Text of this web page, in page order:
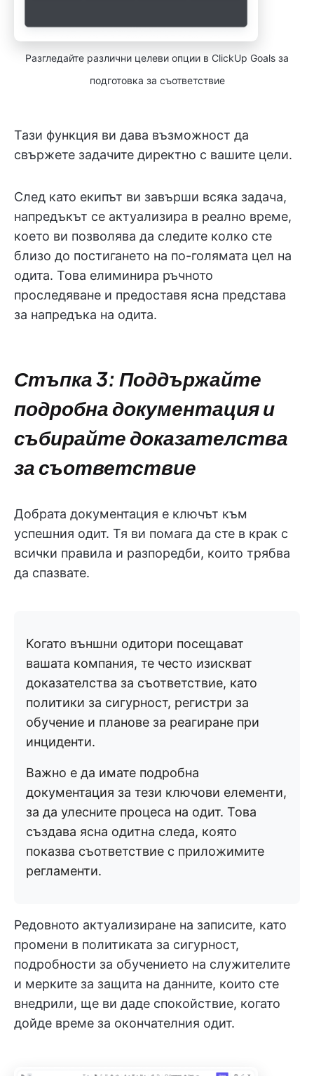
Разгледайте различни целеви опции в ClickUp Goals за
подготовка за съответствие
Тази функция ви дава възможност да
свържете задачите директно с вашите цели.
След като екипът ви завърши всяка задача,
напредъкът се актуализира в реално време,
което ви позволява да следите колко сте
близо до постигането на по-голямата цел на
одита. Това елиминира ръчното
проследяване и предоставя ясна представа
за напредъка на одита.
Стъпка 3: Поддържайте
подробна документация и
събирайте доказателства
за съответствие
Добрата документация е ключът към
успешния одит. Тя ви помага да сте в крак с
всички правила и разпоредби, които трябва
да спазвате.
Когато външни одитори посещават
вашата компания, те често изискват
доказателства за съответствие, като
политики за сигурност, регистри за
обучение и планове за реагиране при
инциденти.
Важно е да имате подробна
документация за тези ключови елементи,
за да улесните процеса на одит. Това
създава ясна одитна следа, която
показва съответствие с приложимите
регламенти.
Редовното актуализиране на записите, като
промени в политиката за сигурност,
подробности за обучението на служителите
и мерките за защита на данните, които сте
внедрили, ще ви даде спокойствие, когато
дойде време за окончателния одит.